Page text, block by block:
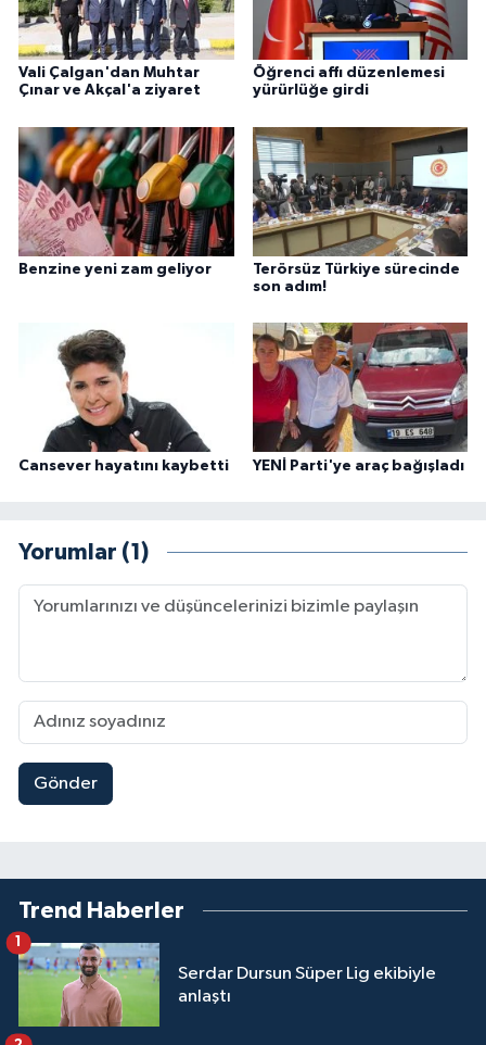
Vali Çalgan'dan Muhtar
Çınar ve Akçal'a ziyaret
Öğrenci affı düzenlemesi
yürürlüğe girdi
Benzine yeni zam geliyor
Terörsüz Türkiye sürecinde
son adım!
Cansever hayatını kaybetti YENİ Parti'ye araç bağışladı
Yorumlar (1)
Gönder
Trend Haberler
Serdar Dursun Süper Lig ekibiyle
anlaştı